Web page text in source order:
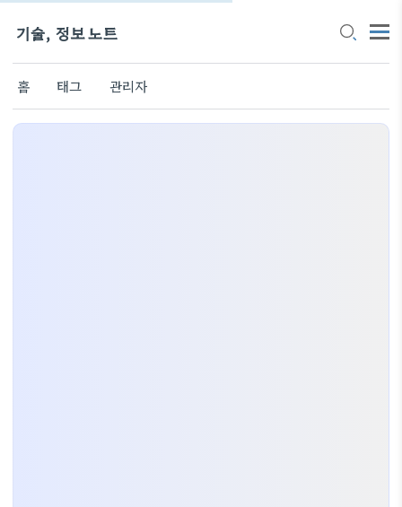
기술, 정보 노트
홈 태그 관리자